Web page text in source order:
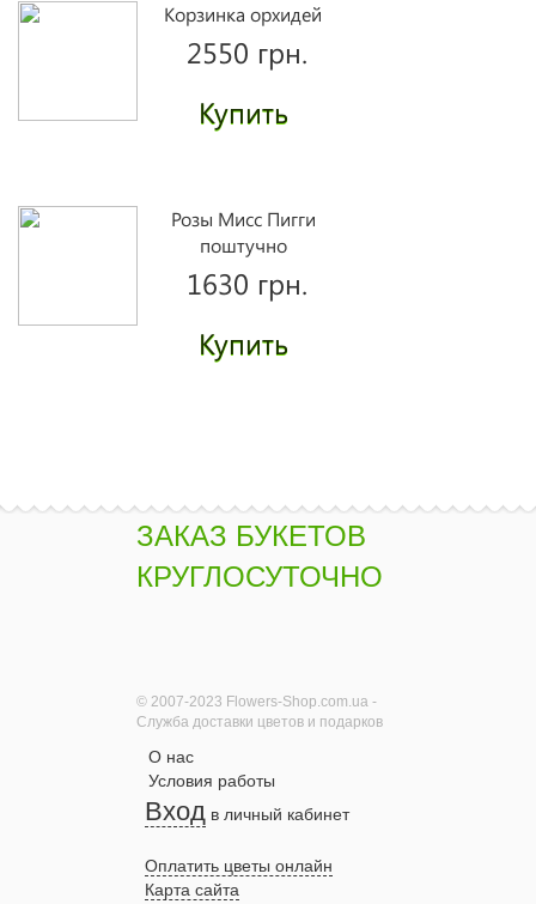
Корзинка орхидей
2550 грн.
Купить
Розы Мисс Пигги
поштучно
1630 грн.
Купить
1940 грн.
Купить
1730 грн.
Купить
2260 грн.
ЗАКАЗ БУКЕТОВ
КРУГЛОСУТОЧНО
© 2007-2023 Flowers-Shop.com.ua -
Служба доставки цветов и подарков
О нас
Условия работы
Вход в личный кабинет
Оплатить цветы онлайн
Карта сайта